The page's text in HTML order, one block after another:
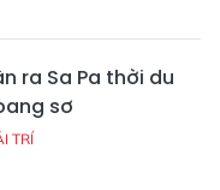
ra Sa Pa thời du
sơ
TRÍ